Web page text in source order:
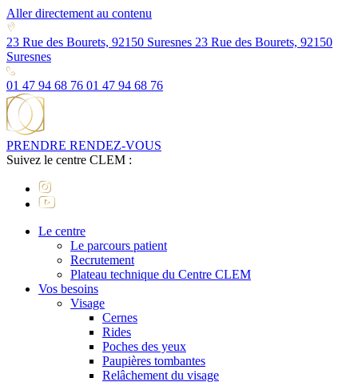
Aller directement au contenu
23 Rue des Bourets, 92150 Suresnes 23 Rue des Bourets, 92150
Suresnes
01 47 94 68 76 01 47 94 68 76
PRENDRE RENDEZ-VOUS
Suivez le centre CLEM :
Le centre
Le parcours patient
Recrutement
Plateau technique du Centre CLEM
Vos besoins
Visage
Cernes
Rides
Poches des yeux
Paupières tombantes
Relâchement du visage